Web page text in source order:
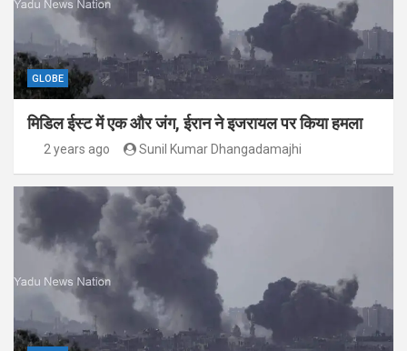
GLOBE
मिडिल ईस्ट में एक और जंग, ईरान ने इजरायल पर किया हमला
2 years ago Sunil Kumar Dhangadamajhi